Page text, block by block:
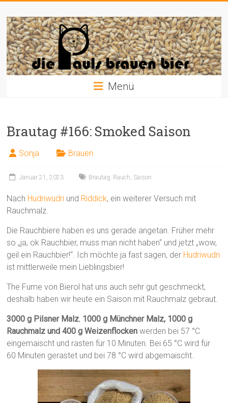
Inhalt
springen
Die
Pauls
brauen
Bier
Menü
Brautag #166: Smoked Saison
Sonja Brauen
Januar 21, 2023 Brautag, Rauch, Saison
Nach Hudriwudri und Riddick, ein weiterer Versuch mit
Rauchmalz.
Die Rauchbiere haben es uns gerade angetan. Früher mehr
so „ja, ok Rauchbier, muss man nicht haben“ und jetzt „wow,
geil ein Rauchbier!“. Ich möchte ja fast sagen, der Hudriwudri
ist mittlerweile mein Lieblingsbier!
The Fume von Bierol hat uns auch sehr gut geschmeckt,
deshalb haben wir heute ein Saison mit Rauchmalz gebraut.
3000 g Pilsner Malz, 1000 g Münchner Malz, 1000 g
Rauchmalz und 400 g Weizenflocken werden bei 57 °C
eingemaischt und rasten für 10 Minuten. Bei 65 °C wird für
60 Minuten gerastet und bei 78 °C wird abgemaischt.